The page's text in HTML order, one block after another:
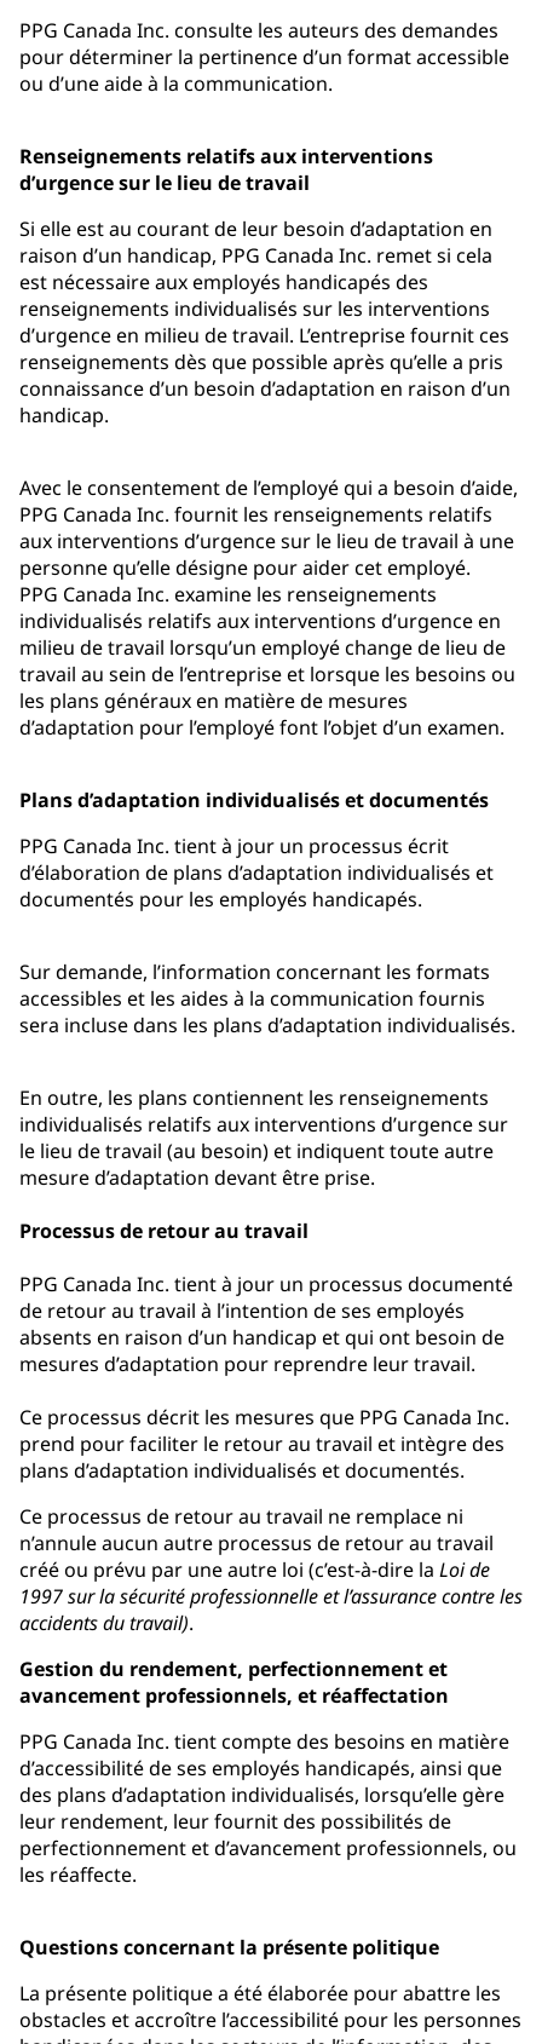
PPG Canada Inc. consulte les auteurs des demandes
pour déterminer la pertinence d’un format accessible
ou d’une aide à la communication.
Renseignements relatifs aux interventions
d’urgence sur le lieu de travail
Si elle est au courant de leur besoin d’adaptation en
raison d’un handicap, PPG Canada Inc. remet si cela
est nécessaire aux employés handicapés des
renseignements individualisés sur les interventions
d’urgence en milieu de travail. L’entreprise fournit ces
renseignements dès que possible après qu’elle a pris
connaissance d’un besoin d’adaptation en raison d’un
handicap.
Avec le consentement de l’employé qui a besoin d’aide,
PPG Canada Inc. fournit les renseignements relatifs
aux interventions d’urgence sur le lieu de travail à une
personne qu’elle désigne pour aider cet employé.
PPG Canada Inc. examine les renseignements
individualisés relatifs aux interventions d’urgence en
milieu de travail lorsqu’un employé change de lieu de
travail au sein de l’entreprise et lorsque les besoins ou
les plans généraux en matière de mesures
d’adaptation pour l’employé font l’objet d’un examen.
Plans d’adaptation individualisés et documentés
PPG Canada Inc. tient à jour un processus écrit
d’élaboration de plans d’adaptation individualisés et
documentés pour les employés handicapés.
Sur demande, l’information concernant les formats
accessibles et les aides à la communication fournis
sera incluse dans les plans d’adaptation individualisés.
En outre, les plans contiennent les renseignements
individualisés relatifs aux interventions d’urgence sur
le lieu de travail (au besoin) et indiquent toute autre
mesure d’adaptation devant être prise.
Processus de retour au travail
PPG Canada Inc. tient à jour un processus documenté
de retour au travail à l’intention de ses employés
absents en raison d’un handicap et qui ont besoin de
mesures d’adaptation pour reprendre leur travail.
Ce processus décrit les mesures que PPG Canada Inc.
prend pour faciliter le retour au travail et intègre des
plans d’adaptation individualisés et documentés.
Ce processus de retour au travail ne remplace ni
n’annule aucun autre processus de retour au travail
créé ou prévu par une autre loi (c’est-à-dire la Loi de
1997 sur la sécurité professionnelle et l’assurance contre les
accidents du travail).
Gestion du rendement, perfectionnement et
avancement professionnels, et réaffectation
PPG Canada Inc. tient compte des besoins en matière
d’accessibilité de ses employés handicapés, ainsi que
des plans d’adaptation individualisés, lorsqu’elle gère
leur rendement, leur fournit des possibilités de
perfectionnement et d’avancement professionnels, ou
les réaffecte.
Questions concernant la présente politique
La présente politique a été élaborée pour abattre les
obstacles et accroître l’accessibilité pour les personnes